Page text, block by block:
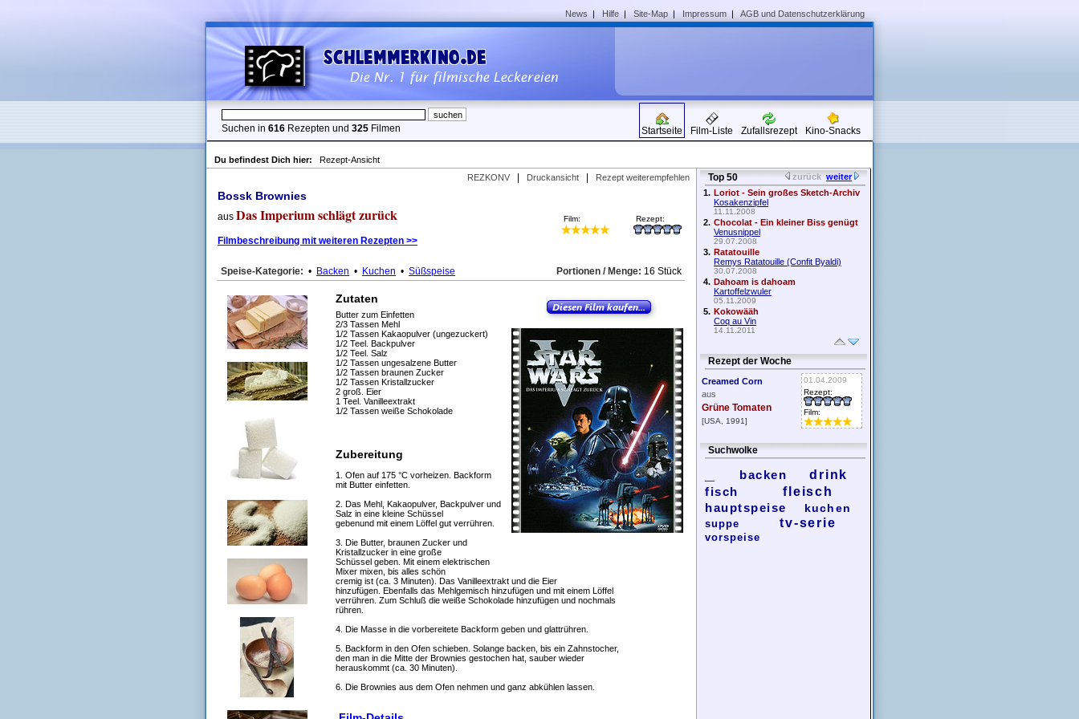
News | Hilfe | Site-Map | Impressum | AGB und Datenschutzerklärung
Suchen in 616 Rezepten und 325 Filmen Startseite Film-Liste Zufallsrezept Kino-Snacks
Du befindest Dich hier:
Rezept-Ansicht
REZKONV
Druckansicht Rezept weiterempfehlen
Bossk Brownies
aus Das Imperium schlägt zurück
Filmbeschreibung mit weiteren Rezepten >>
Rezept:
Film:
Speise-Kategorie: • Backen • Kuchen • Süßspeise Portionen / Menge: 16 Stück
Zutaten
Butter zum Einfetten
2/3 Tassen Mehl
1/2 Tassen Kakaopulver (ungezuckert)
1/2 Teel. Backpulver
1/2 Teel. Salz
1/2 Tassen ungesalzene Butter
1/2 Tassen braunen Zucker
1/2 Tassen Kristallzucker
2 groß. Eier
1 Teel. Vanilleextrakt
1/2 Tassen weiße Schokolade
Zubereitung
1. Ofen auf 175 °C vorheizen. Backform
mit Butter einfetten.
2. Das Mehl, Kakaopulver, Backpulver und
Salz in eine kleine Schüssel
gebenund mit einem Löffel gut verrühren.
3. Die Butter, braunen Zucker und
Kristallzucker in eine große
Schüssel geben. Mit einem elektrischen
Mixer mixen, bis alles schön
cremig ist (ca. 3 Minuten). Das Vanilleextrakt und die Eier
hinzufügen. Ebenfalls das Mehlgemisch hinzufügen und mit einem Löffel
verrühren. Zum Schluß die weiße Schokolade hinzufügen und nochmals
rühren.
4. Die Masse in die vorbereitete Backform geben und glattrühren.
5. Backform in den Ofen schieben. Solange backen, bis ein Zahnstocher,
den man in die Mitte der Brownies gestochen hat, sauber wieder
herauskommt (ca. 30 Minuten).
6. Die Brownies aus dem Ofen nehmen und ganz abkühlen lassen.
zurück weiter
Top 50
1. Loriot - Sein großes Sketch-Archiv
Kosakenzipfel
11.11.2008
2. Chocolat - Ein kleiner Biss genügt
Venusnippel
29.07.2008
3. Ratatouille
Remys Ratatouille (Confit Byaldi)
30.07.2008
4. Dahoam is dahoam
Kartoffelzwuler
05.11.2009
5. Kokowääh
Coq au Vin
14.11.2011
Rezept der Woche
01.04.2009
Rezept:
Film:
Creamed Corn
aus
Grüne Tomaten
[USA, 1991]
Suchwolke
backen
drink
fisch
fleisch
hauptspeise
kuchen
suppe tv-serie
vorspeise